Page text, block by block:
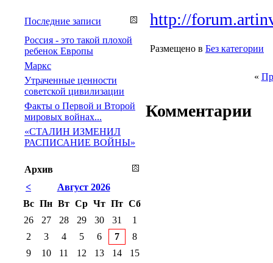
http://
Размещено в Без категории
«
Комментарии
Последние записи
Россия - это такой плохой
ребенок Европы
Маркс
Утраченные ценности
советской цивилизации
Факты о Первой и Второй
мировых войнах...
«СТАЛИН ИЗМЕНИЛ
РАСПИСАНИЕ ВОЙНЫ»
Архив
<
Август 2026
Вс Пн Вт Ср Чт Пт Сб
26
27 28 29 30 31
1
2
3 4 5 6 7
8
9
10 11 12 13 14
15